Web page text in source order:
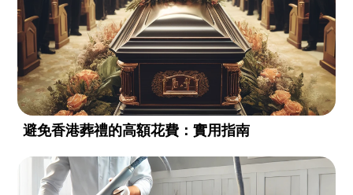
避免香港葬禮的高額花費：實用指南